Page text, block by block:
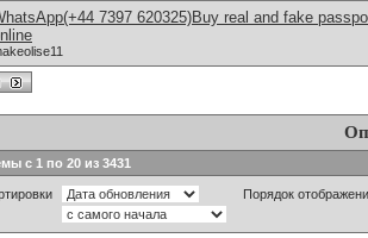
7397 620325)Buy real and fake
с 1 по 20 из 3431
Порядок